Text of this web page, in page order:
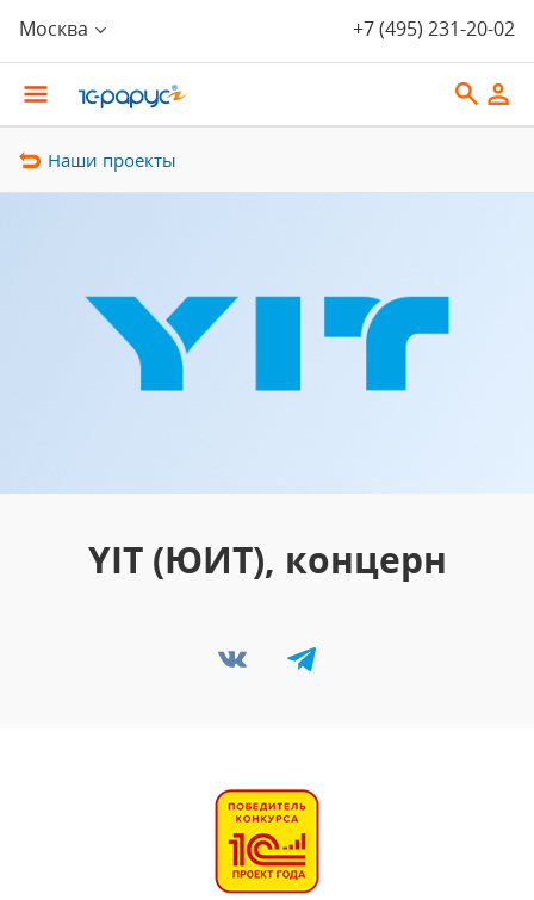
Москва +7 (495) 231-20-02
Наши проекты
YIT (ЮИТ), концерн